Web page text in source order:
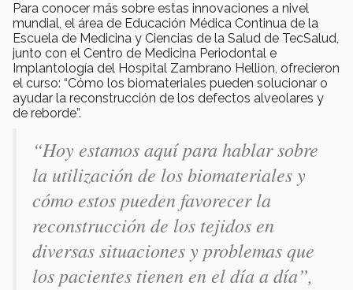
Para conocer más sobre estas innovaciones a nivel
mundial, el área de Educación Médica Continua de la
Escuela de Medicina y Ciencias de la Salud de TecSalud,
junto con el Centro de Medicina Periodontal e
Implantología del Hospital Zambrano Hellion, ofrecieron
el curso: “Cómo los biomateriales pueden solucionar o
ayudar la reconstrucción de los defectos alveolares y
de reborde”.
“Hoy estamos aquí para hablar sobre
la utilización de los biomateriales y
cómo estos pueden favorecer la
reconstrucción de los tejidos en
diversas situaciones y problemas que
los pacientes tienen en el día a día”,